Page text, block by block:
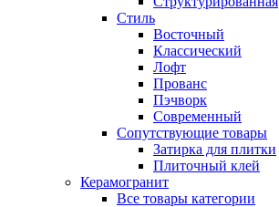
Стиль
Восточный
Классический
Лофт
Прованс
Пэчворк
Современный
Сопутствующие товары
Затирка для плитки
Плиточный клей
Керамогранит
Все товары категории